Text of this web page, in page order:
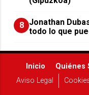
8 Jonathan
todo lo que
Inicio Quiénes
Aviso Legal